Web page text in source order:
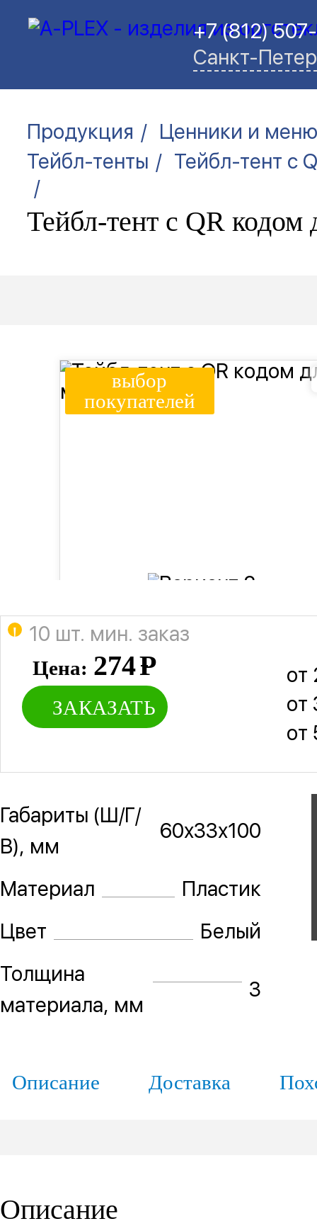
+7 (812)
Санкт-
Продукция / Ценники и
Тейбл-тенты / Тейбл-тент с
/
Тейбл-тент с QR
выбор
покупателей
Цена: 274Р
ЗАКАЗАТЬ
от
от
от
10 шт. мин. заказ
Габариты (Ш/Г/
В), мм
60х33х100
Материал
Пластик
Цвет
Белый
Толщина
материала, мм
3
Описание Доставка
Описание